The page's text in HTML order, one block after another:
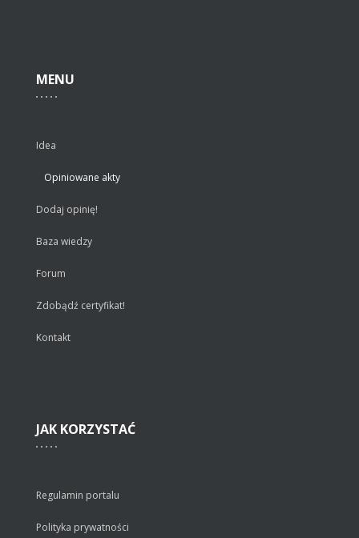
MENU
Idea
Opiniowane akty
Dodaj opinię!
Baza wiedzy
Forum
Zdobądź certyfikat!
Kontakt
JAK KORZYSTAĆ
Regulamin portalu
Polityka prywatności